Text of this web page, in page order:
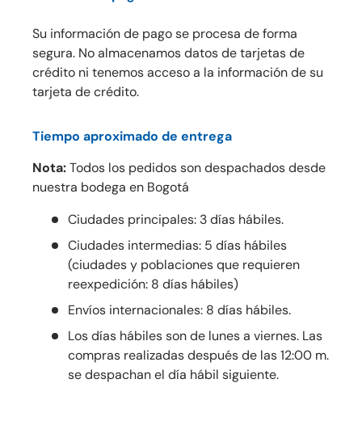
Su información de pago se procesa de forma
segura. No almacenamos datos de tarjetas de
crédito ni tenemos acceso a la información de su
tarjeta de crédito.
Tiempo aproximado de entrega
Nota:Todos los pedidos son despachados desde
nuestra bodega en Bogotá
Ciudades principales: 3 días hábiles.
Ciudades intermedias: 5 días hábiles
(ciudades y poblaciones que requieren
reexpedición: 8 días hábiles)
Envíos internacionales: 8 días hábiles.
Los días hábiles son de lunes a viernes. Las
compras realizadas después de las 12:00 m.
se despachan el día hábil siguiente.